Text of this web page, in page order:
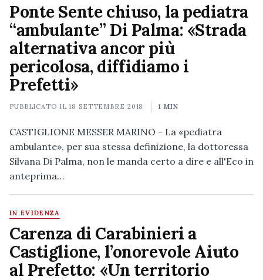
Ponte Sente chiuso, la pediatra
“ambulante” Di Palma: «Strada
alternativa ancor più
pericolosa, diffidiamo i
Prefetti»
PUBBLICATO IL18 SETTEMBRE 2018 1 MIN
CASTIGLIONE MESSER MARINO - La «pediatra
ambulante», per sua stessa definizione, la dottoressa
Silvana Di Palma, non le manda certo a dire e all'Eco in
anteprima…
IN EVIDENZA
Carenza di Carabinieri a
Castiglione, l’onorevole Aiuto
al Prefetto: «Un territorio